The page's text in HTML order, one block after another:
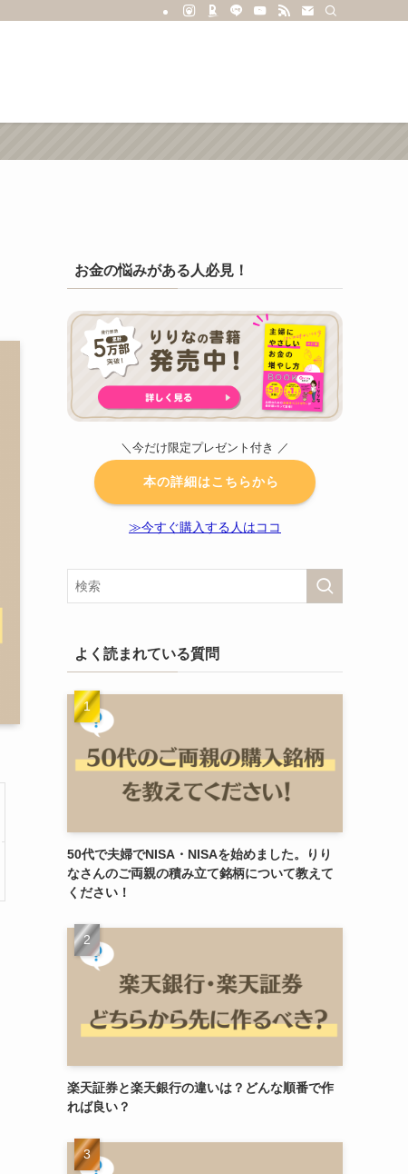
お金の悩みがある人必見！
＼今だけ限定プレゼント付き ／
本の詳細はこちらから
≫今すぐ購入する人はココ
よく読まれている質問
50代で夫婦でNISA・NISAを始めました。りり
なさんのご両親の積み立て銘柄について教えて
ください！
楽天証券と楽天銀行の違いは？どんな順番で作
れば良い？